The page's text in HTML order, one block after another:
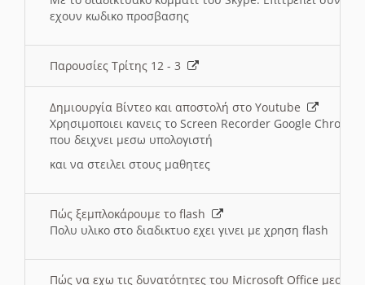
εχουν κωδικο προσβασης
Παρουσίες Τρίτης 12 - 3
Δημιουργία Βίντεο και αποστολή στο Youtube
Χρησιμοποιει κανεις το Screen Recorder Google Chrome
που δειχνει μεσω υπολογιστή
και να στειλει στους μαθητες
Πώς ξεμπλοκάρουμε το flash
Πολυ υλικο στο διαδικτυο εχει γινει με χρηση flash
Πώς να εχω τις δυνατότητες του Microsoft Office μεσω